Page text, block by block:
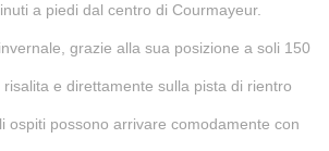
a piedi dal centro di Courmayeur.
grazie alla sua posizione a soli 150
risalita e direttamente sulla pista di rientro
ospiti possono arrivare comodamente con